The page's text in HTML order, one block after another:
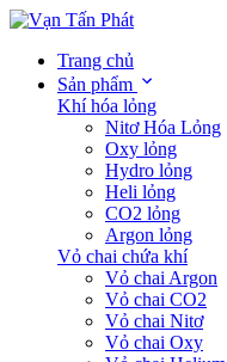
Trang chủ
Sản phẩm
Khí hóa lỏng
Nitơ Hóa Lỏng
Oxy lỏng
Hydro lỏng
Heli lỏng
CO2 lỏng
Argon lỏng
Vỏ chai chứa khí
Vỏ chai Argon
Vỏ chai CO2
Vỏ chai Nitơ
Vỏ chai Oxy